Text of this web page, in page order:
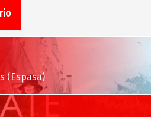
(Espasa)